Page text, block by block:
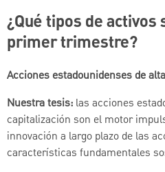
¿Qué tipos de
primer trimestre?
Acciones estadounidenses de
Nuestra tesis: las acciones
capitalización son el motor
innovación a largo plazo de las
características fundamentales